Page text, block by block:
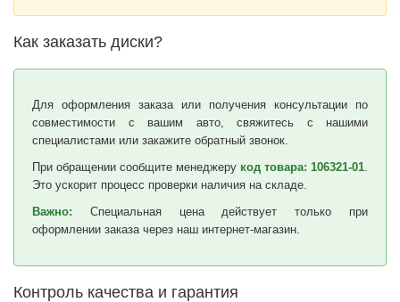
Как заказать диски?
Для оформления заказа или получения консультации по
совместимости с вашим авто, свяжитесь с нашими
специалистами или закажите обратный звонок.
При обращении сообщите менеджеру код товара: 106321-01.
Это ускорит процесс проверки наличия на складе.
Важно: Специальная цена действует только при
оформлении заказа через наш интернет-магазин.
Контроль качества и гарантия